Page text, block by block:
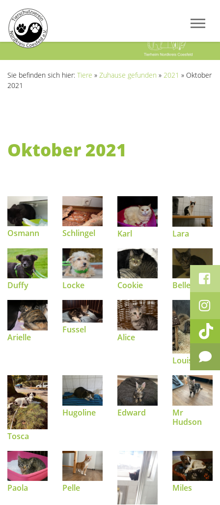
Sie befinden sich hier: Tiere » Zuhause gefunden » 2021 » Oktober
2021
Oktober 2021
Osmann Schlingel Karl Lara
Duffy Locke Cookie Belle
Arielle
Fussel
Alice
Louise
Tosca
Hugoline Edward
Mr
Hudson
Paola Pelle Miles